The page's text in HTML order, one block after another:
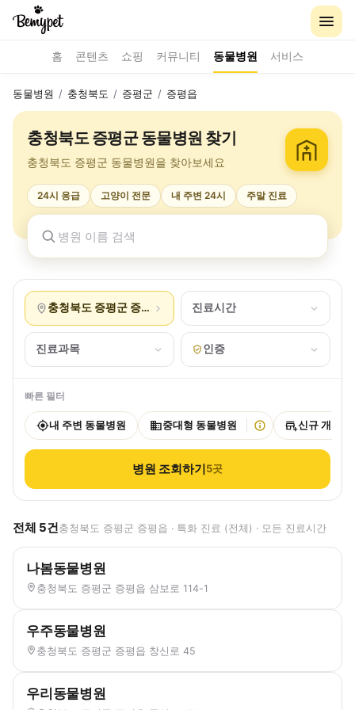
홈 콘텐츠 쇼핑 커뮤니티 동물병원 서비스
동물병원 / 충청북도 / 증평군 / 증평읍
충청북도 증평군 동물병원 찾기
충청북도 증평군 동물병원을 찾아보세요
24시 응급 고양이 전문 내 주변 24시 주말 진료
충청북도 증평군 증평읍 진료시간
진료과목 인증
빠른 필터
내 주변 동물병원 중대형 동물병원 신규 개원
병원 조회하기5곳
전체 5건충청북도 증평군 증평읍 · 특화 진료 (전체) · 모든 진료시간
나봄동물병원
충청북도 증평군 증평읍 삼보로 114-1
우주동물병원
충청북도 증평군 증평읍 창신로 45
우리동물병원